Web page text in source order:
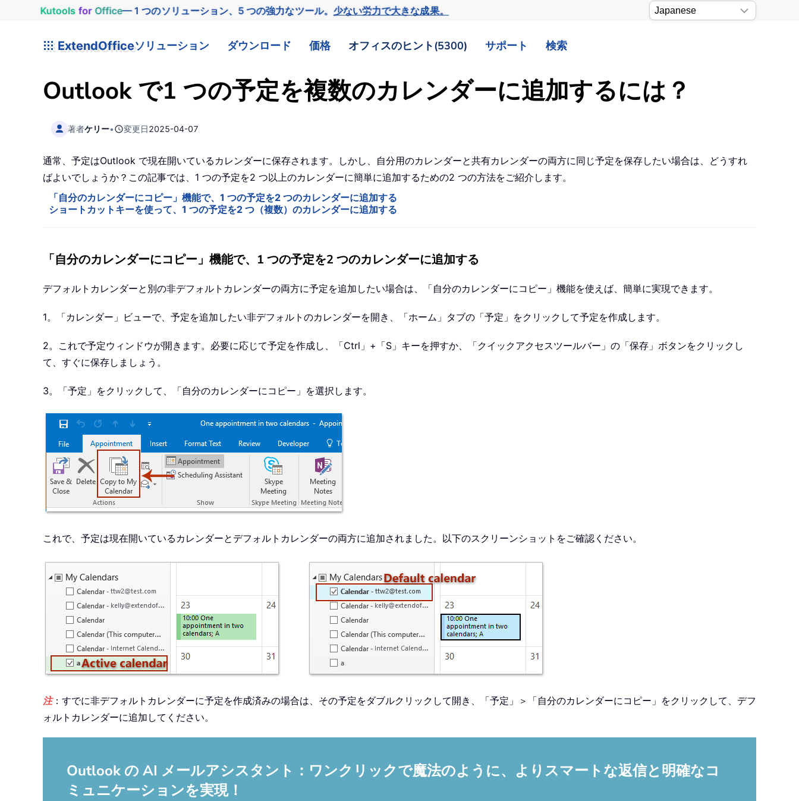
Kutools for Office— 1 つのソリューション、5 つの強力なツール。少ない労力で大きな成果。
ExtendOfficeソリューション ダウンロード 価格 オフィスのヒント(5300) サポート 検索
Outlook で1 つの予定を複数のカレンダーに追加するには？
著者ケリー• 変更日2025-04-07
通常、予定はOutlook で現在開いているカレンダーに保存されます。しかし、自分用のカレンダーと共有カレンダーの両方に同じ予定を保存したい場合は、どうすれ
ばよいでしょうか？この記事では、1 つの予定を2 つ以上のカレンダーに簡単に追加するための2 つの方法をご紹介します。
「自分のカレンダーにコピー」機能で、1 つの予定を2 つのカレンダーに追加する
ショートカットキーを使って、1 つの予定を2 つ（複数）のカレンダーに追加する
「自分のカレンダーにコピー」機能で、1 つの予定を2 つのカレンダーに追加する
デフォルトカレンダーと別の非デフォルトカレンダーの両方に予定を追加したい場合は、「自分のカレンダーにコピー」機能を使えば、簡単に実現できます。
1。「カレンダー」ビューで、予定を追加したい非デフォルトのカレンダーを開き、「ホーム」タブの「予定」をクリックして予定を作成します。
2。これで予定ウィンドウが開きます。必要に応じて予定を作成し、「Ctrl」+「S」キーを押すか、「クイックアクセスツールバー」の「保存」ボタンをクリックし
て、すぐに保存しましょう。
3。「予定」をクリックして、 「自分のカレンダーにコピー」を選択します。
これで、予定は現在開いているカレンダーとデフォルトカレンダーの両方に追加されました。以下のスクリーンショットをご確認ください。
注：すでに非デフォルトカレンダーに予定を作成済みの場合は、その予定をダブルクリックして開き、「予定」＞「自分のカレンダーにコピー」をクリックして、デフ
ォルトカレンダーに追加してください。
Outlook の AI メールアシスタント：ワンクリックで魔法のように、よりスマートな返信と明確なコ
ミュニケーションを実現！